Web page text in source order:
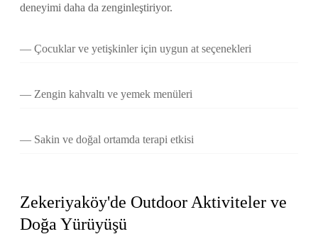
deneyimi daha da zenginleştiriyor.
Çocuklar ve yetişkinler için uygun at seçenekleri
Zengin kahvaltı ve yemek menüleri
Sakin ve doğal ortamda terapi etkisi
Zekeriyaköy'de Outdoor Aktiviteler ve
Doğa Yürüyüşü